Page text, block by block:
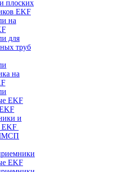
плоских
EKF
на
для
труб
на
EKF
и
EKF
EKF